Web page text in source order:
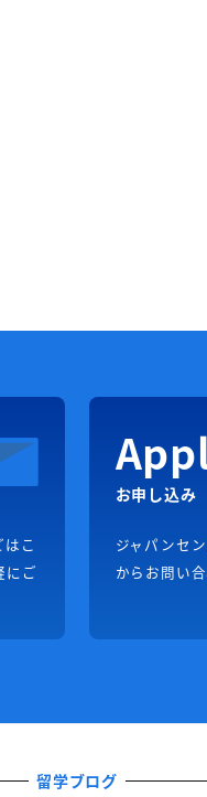
こ
にご
お申し込み
ジャパンセ
からお問い
留学ブログ